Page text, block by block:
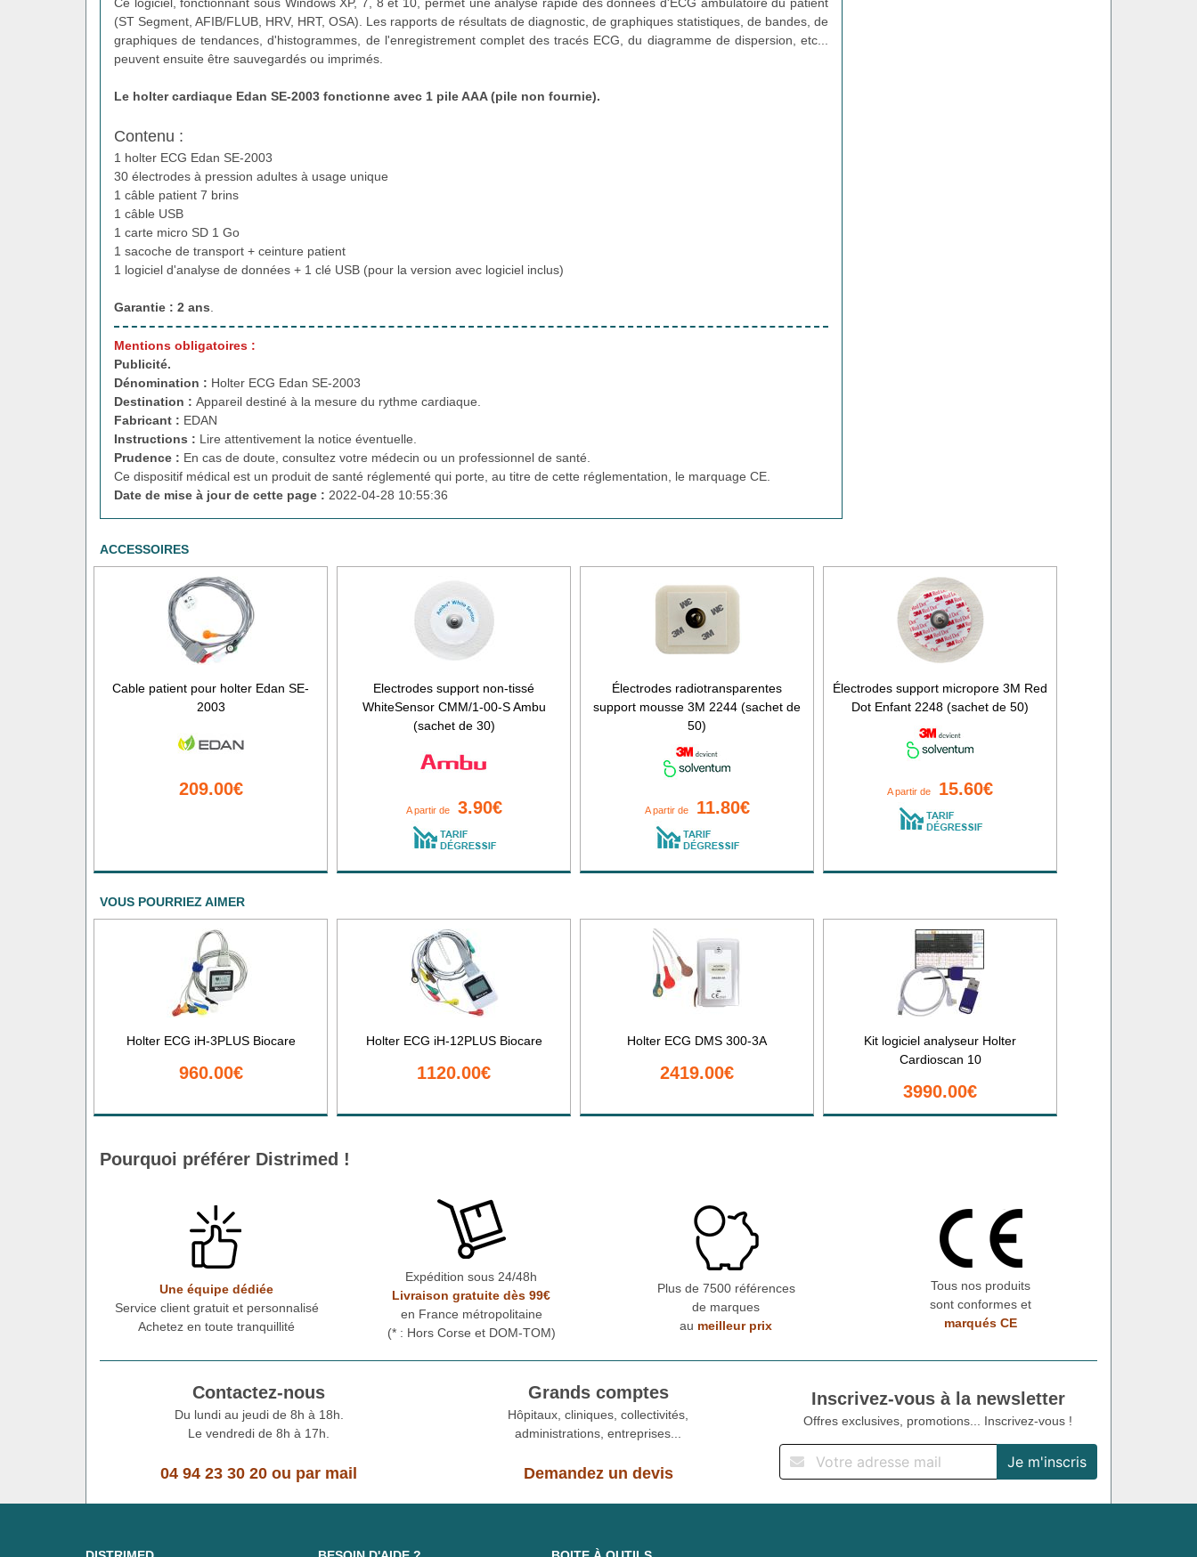
(ST Segment, AFIB/FLUB, HRV, HRT, OSA). Les rapports de résultats de diagnostic, de graphiques statistiques, de bandes, de
graphiques de tendances, d'histogrammes, de l'enregistrement complet des tracés ECG, du diagramme de dispersion, etc...
peuvent ensuite être sauvegardés ou imprimés.
Le holter cardiaque Edan SE-2003 fonctionne avec 1 pile AAA (pile non fournie).
Contenu :
1 holter ECG Edan SE-2003
30 électrodes à pression adultes à usage unique
1 câble patient 7 brins
1 câble USB
1 carte micro SD 1 Go
1 sacoche de transport + ceinture patient
1 logiciel d'analyse de données + 1 clé USB (pour la version avec logiciel inclus)
Garantie : 2 ans
Mentions obligatoires :
Publicité.
Dénomination : Holter ECG Edan SE-2003
Destination : Appareil destiné à la mesure du rythme cardiaque.
Fabricant : EDAN
Instructions : Lire attentivement la notice éventuelle.
Prudence : En cas de doute, consultez votre médecin ou un professionnel de santé.
Ce dispositif médical est un produit de santé réglementé qui porte, au titre de cette réglementation, le marquage CE.
Date de mise à jour de cette page : 2022-04-28 10:55:36
ACCESSOIRES
Cable patient pour holter Edan SE-
2003
209.00€
Electrodes support non-tissé
WhiteSensor CMM/1-00-S Ambu
(sachet de 30)
A partir de 3.90€
Électrodes radiotransparentes
support mousse 3M 2244 (sachet de
50)
A partir de 11.80€
Électrodes support micropore 3M Red
Dot Enfant 2248 (sachet de 50)
A partir de 15.60€
VOUS POURRIEZ AIMER
Holter ECG iH-3PLUS Biocare
960.00€
Holter ECG iH-12PLUS Biocare
1120.00€
Holter ECG DMS 300-3A
2419.00€
Kit logiciel analyseur Holter
Cardioscan 10
3990.00€
Pourquoi préférer Distrimed !
Une équipe dédiée
Service client gratuit et personnalisé
Achetez en toute tranquillité
Expédition sous 24/48h
Livraison gratuite dès 99€
en France métropolitaine
(* : Hors Corse et DOM-TOM)
Plus de 7500 références
de marques
au meilleur prix
Tous nos produits
sont conformes et
marqués CE
Contactez-nous
Du lundi au jeudi de 8h à 18h.
Le vendredi de 8h à 17h.
04 94 23 30 20 ou par mail
Grands comptes
Hôpitaux, cliniques, collectivités,
administrations, entreprises...
Demandez un devis
Inscrivez-vous à la newsletter
Offres exclusives, promotions... Inscrivez-vous !